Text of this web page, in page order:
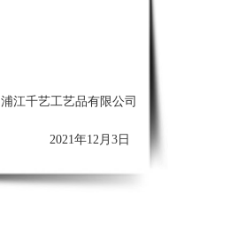
浦江千艺工艺品有限公司
2021年12月3 日